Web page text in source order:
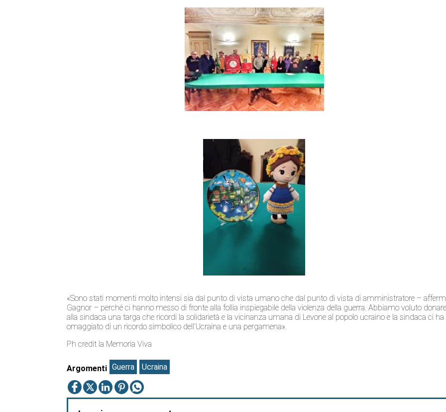
«Sono stati momenti molto intensi sia dal punto di vista umano che dal punto di vista di amministratore –
Gagnor – perché ci hanno messo di fronte alla follia inspiegabile della violenza della guerra. Abbiamo voluto
alla sindaca una targa che ricordi la solidarietà e la vicinanza umana di Levone al popolo ucraino e la sindaca ci ha
omaggiato di un ricordo simbolico dell’Ucraina e una pergamena».
Ph credit la Memoria Viva
Argomenti Guerra Ucraina